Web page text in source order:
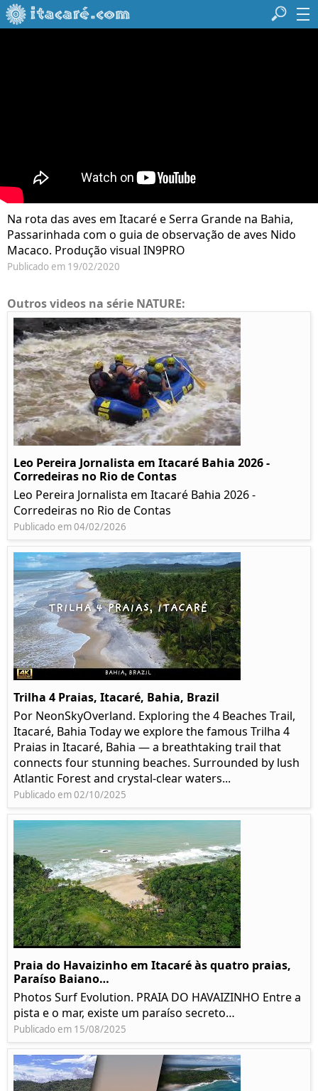
Na rota das aves em Itacaré e Serra Grande na Bahia,
Passarinhada com o guia de observação de aves Nido
Macaco. Produção visual IN9PRO
Publicado em 19/02/2020
Outros videos na série NATURE:
Leo Pereira Jornalista em Itacaré Bahia 2026 -
Corredeiras no Rio de Contas
Leo Pereira Jornalista em Itacaré Bahia 2026 -
Corredeiras no Rio de Contas
Publicado em 04/02/2026
Trilha 4 Praias, Itacaré, Bahia, Brazil
Por NeonSkyOverland. Exploring the 4 Beaches Trail,
Itacaré, Bahia Today we explore the famous Trilha 4
Praias in Itacaré, Bahia — a breathtaking trail that
connects four stunning beaches. Surrounded by lush
Atlantic Forest and crystal-clear waters...
Publicado em 02/10/2025
Praia do Havaizinho em Itacaré às quatro praias,
Paraíso Baiano…
Photos Surf Evolution. PRAIA DO HAVAIZINHO Entre a
pista e o mar, existe um paraíso secreto…
Publicado em 15/08/2025